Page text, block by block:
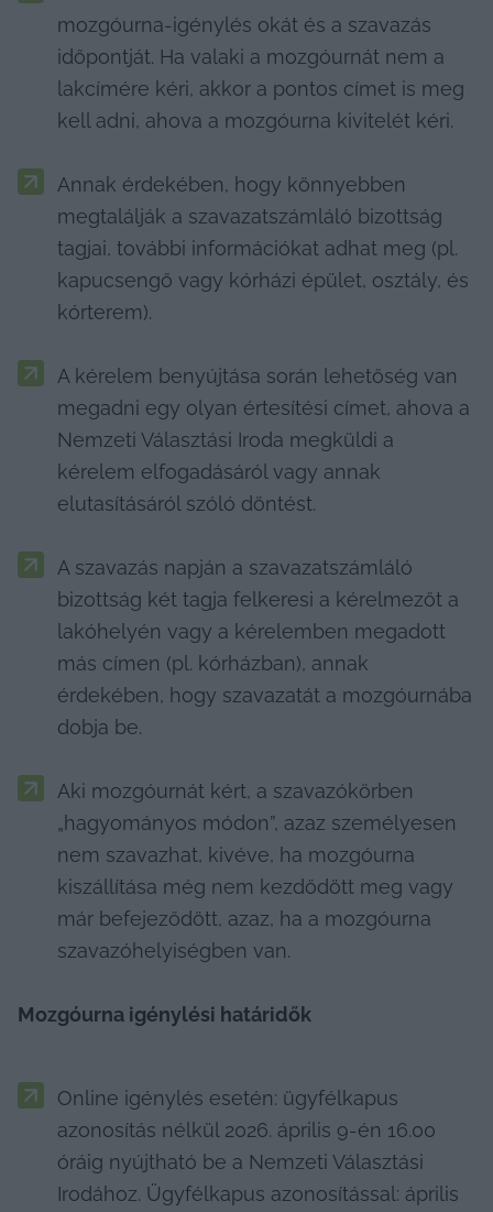
mozgóurna-igénylés okát és a szavazás
időpontját. Ha valaki a mozgóurnát nem a
lakcímére kéri, akkor a pontos címet is meg
kell adni, ahova a mozgóurna kivitelét kéri.
Annak érdekében, hogy könnyebben
megtalálják a szavazatszámláló bizottság
tagjai, további információkat adhat meg (pl.
kapucsengő vagy kórházi épület, osztály, és
kórterem).
A kérelem benyújtása során lehetőség van
megadni egy olyan értesítési címet, ahova a
Nemzeti Választási Iroda megküldi a
kérelem elfogadásáról vagy annak
elutasításáról szóló döntést.
A szavazás napján a szavazatszámláló
bizottság két tagja felkeresi a kérelmezőt a
lakóhelyén vagy a kérelemben megadott
más címen (pl. kórházban), annak
érdekében, hogy szavazatát a mozgóurnába
dobja be.
Aki mozgóurnát kért, a szavazókörben
„hagyományos módon”, azaz személyesen
nem szavazhat, kivéve, ha mozgóurna
kiszállítása még nem kezdődött meg vagy
már befejeződött, azaz, ha a mozgóurna
szavazóhelyiségben van.
Mozgóurna igénylési határidők
Online igénylés esetén: ügyfélkapus
azonosítás nélkül 2026. április 9-én 16.00
óráig nyújtható be a Nemzeti Választási
Irodához. Ügyfélkapus azonosítással: április